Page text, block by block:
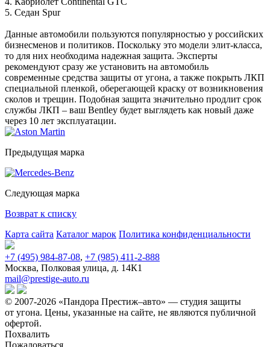
5. Седан Spur
Данные автомобили пользуются популярностью у российских
бизнесменов и политиков. Поскольку это модели элит-класса,
то для них необходима надежная защита. Эксперты
рекомендуют сразу же установить на автомобиль
современные средства защиты от угона, а также покрыть ЛКП
специальной пленкой, оберегающей краску от возникновения
сколов и трещин. Подобная защита значительно продлит срок
службы ЛКП – ваш Bentley будет выглядеть как новый даже
через 10 лет эксплуатации.
Предыдущая марка
Следующая марка
Возврат к списку
Карта сайта Каталог марок Политика конфиденциальности
+7 (495) 984-87-08, +7 (985) 411-2-888
Москва, Полковая улица, д. 14К1
mail@prestige-auto.ru
© 2007-2026 «Пандора Престиж–авто» — студия защиты
от угона. Цены, указанные на сайте, не являются публичной
офертой.
Похвалить
Пожаловаться